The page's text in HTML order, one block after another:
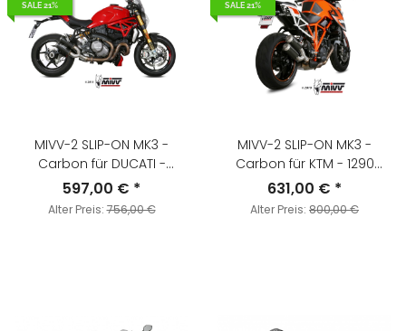
SALE 21%
MIVV-2 SLIP-ON MK3 -
Carbon für DUCATI -
MONSTER 1200 BJ. 2017 >
2021 - D.042.SM3C
597,00 € *
Alter Preis:756,00 €
SALE 21%
MIVV-2 SLIP-ON MK3 -
Carbon für KTM - 1290
SUPERDUKE BJ. 2014 > 2019 -
KT.022.LM3C
631,00 € *
Alter Preis: 800,00 €